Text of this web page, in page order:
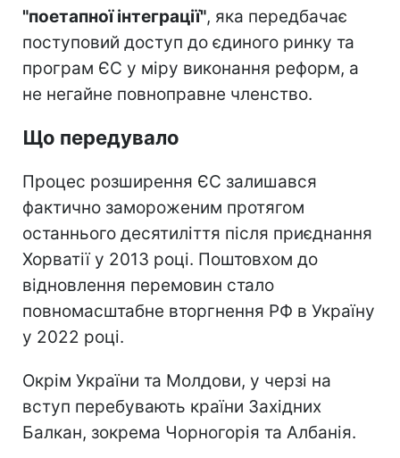
"поетапної інтеграції", яка передбачає
поступовий доступ до єдиного ринку та
програм ЄС у міру виконання реформ, а
не негайне повноправне членство.
Що передувало
Процес розширення ЄС залишався
фактично замороженим протягом
останнього десятиліття після приєднання
Хорватії у 2013 році. Поштовхом до
відновлення перемовин стало
повномасштабне вторгнення РФ в Україну
у 2022 році.
Окрім України та Молдови, у черзі на
вступ перебувають країни Західних
Балкан, зокрема Чорногорія та Албанія.